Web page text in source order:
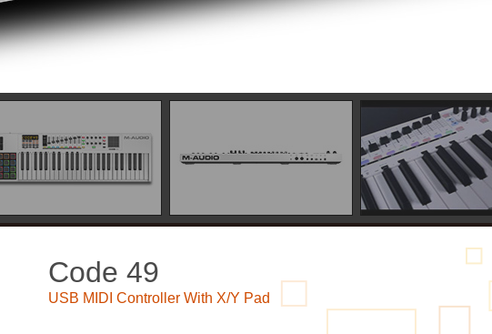
Code 49
USB MIDI Controller With X/Y Pad